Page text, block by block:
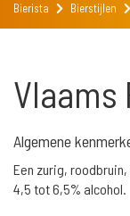
Bierista Bierstijlen
Vlaams
Algemene
Een zurig,
4,5 tot 6,5% alcohol.